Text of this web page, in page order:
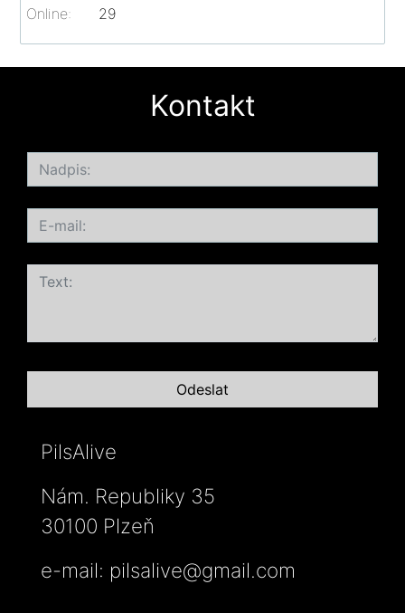
Online: 29
Kontakt
PilsAlive
Nám. Republiky 35
30100 Plzeň
e-mail: pilsalive@gmail.com